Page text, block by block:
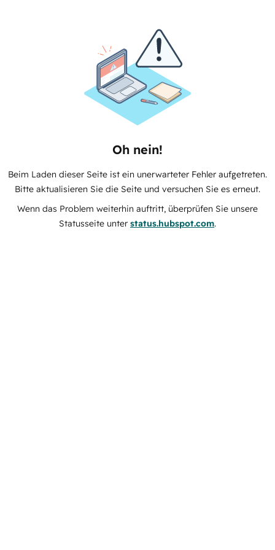
Oh nein!
Beim Laden dieser Seite ist ein unerwarteter Fehler aufgetreten.
Bitte aktualisieren Sie die Seite und versuchen Sie es erneut.
Wenn das Problem weiterhin auftritt, überprüfen Sie unsere
Statusseite unter status.hubspot.com.